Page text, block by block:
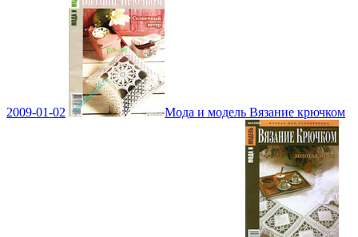
2009-01-02 Мода и модель Вязание крючком